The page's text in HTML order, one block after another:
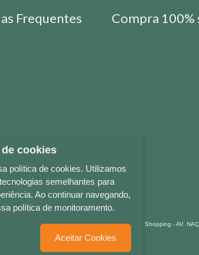
Frequentes Compra 100%
- CNPJ n° 88.587.548/0001-20 - Térreo Bourbon Shopping - AV.
cookies
política de cookies. Utilizamos
semelhantes para
Ao continuar navegando,
política de monitoramento.
Aceitar Cookies